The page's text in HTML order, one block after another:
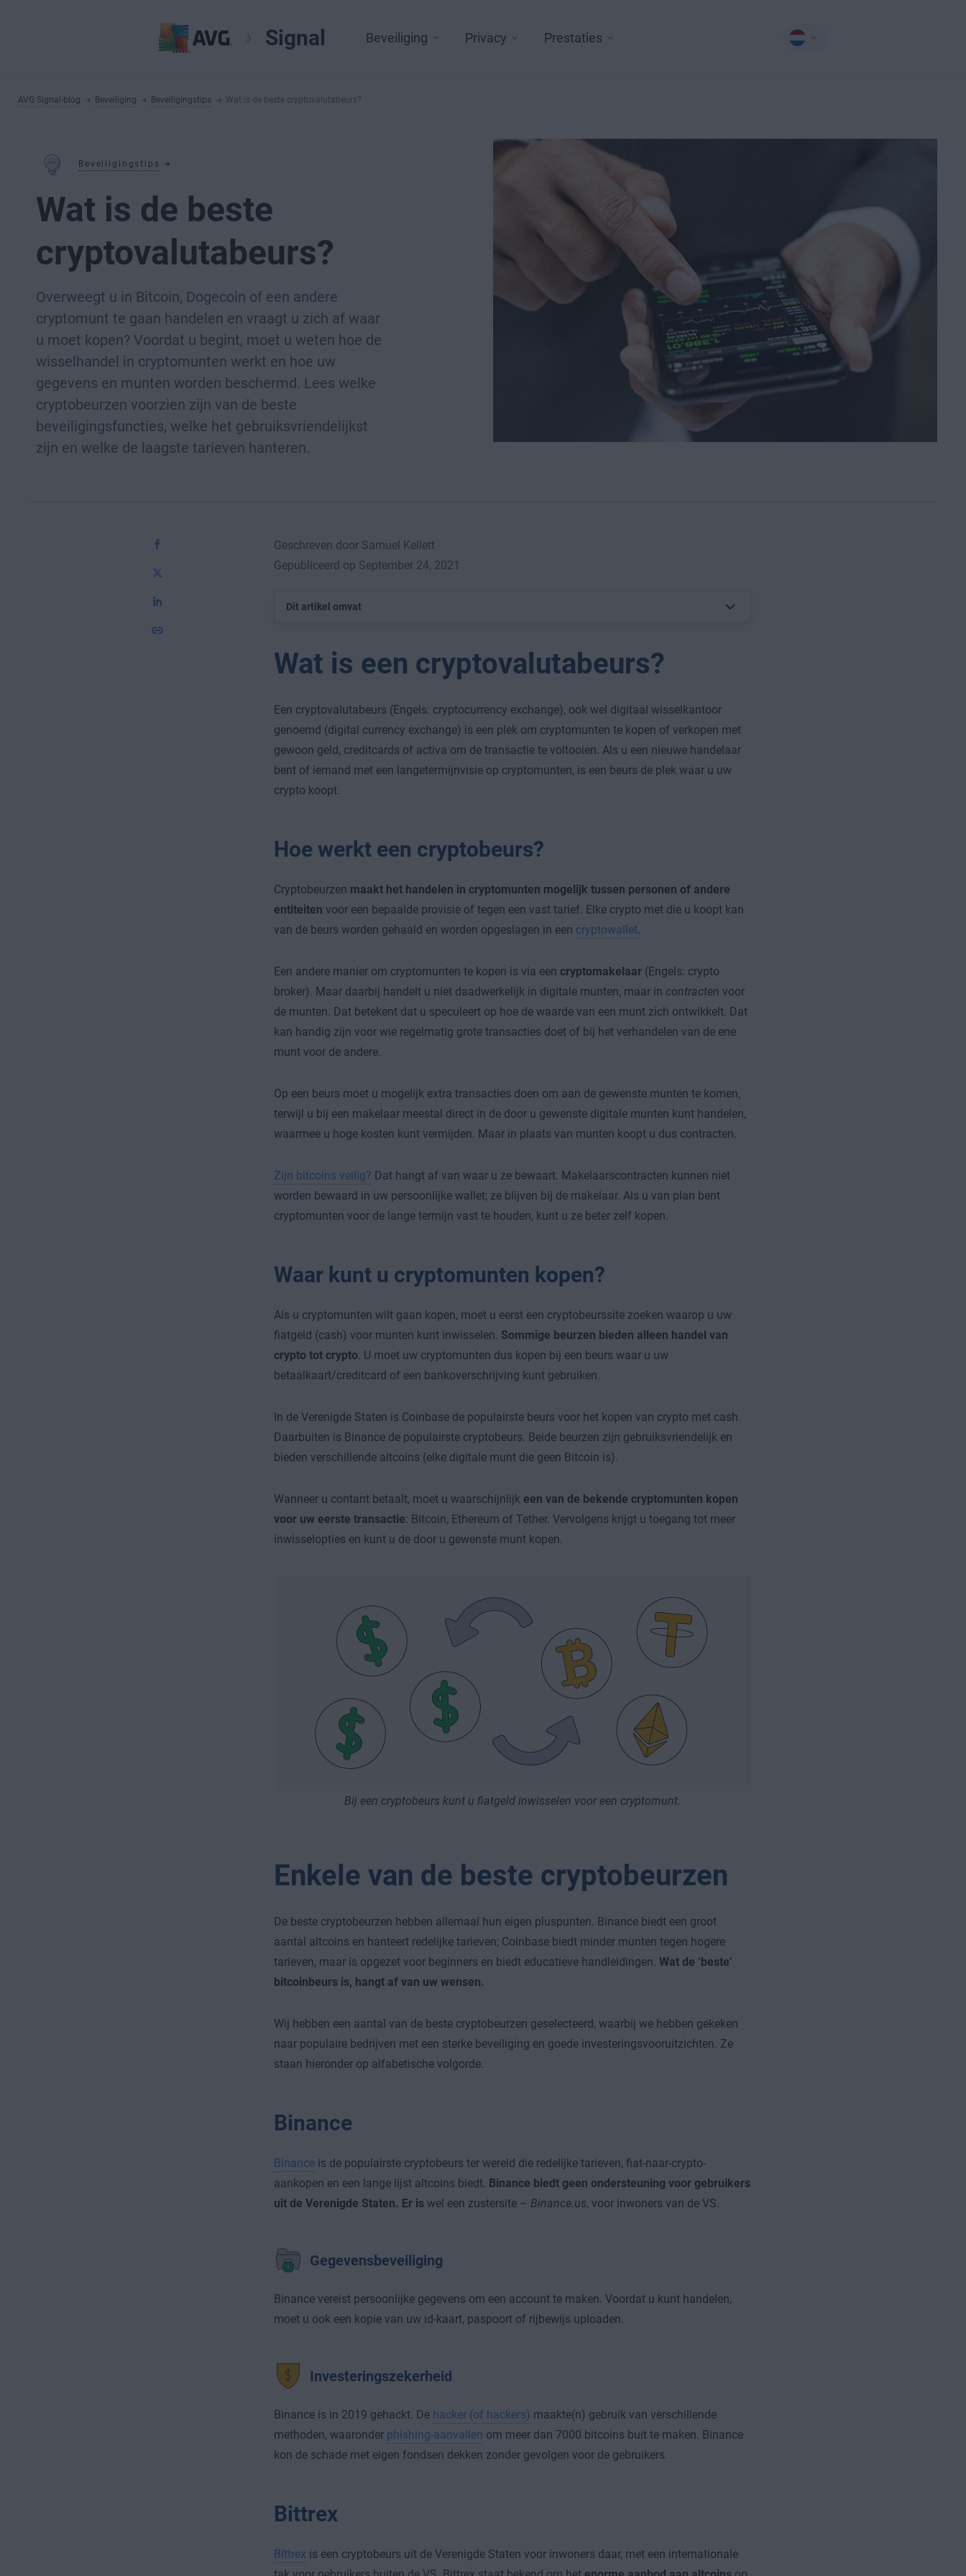
Signal Beveiliging Privacy Prestaties
AVG Signal-blog Beveiliging Beveiligingstips Wat is de beste cryptovalutabeurs?
Beveiligingstips
Wat is de beste
cryptovalutabeurs?
Overweegt u in Bitcoin, Dogecoin of een andere
cryptomunt te gaan handelen en vraagt u zich af waar
u moet kopen? Voordat u begint, moet u weten hoe de
wisselhandel in cryptomunten werkt en hoe uw
gegevens en munten worden beschermd. Lees welke
cryptobeurzen voorzien zijn van de beste
beveiligingsfuncties, welke het gebruiksvriendelijkst
zijn en welke de laagste tarieven hanteren.
Geschreven door Samuel Kellett
Gepubliceerd op September 24, 2021
Dit artikel omvat
Wat is een cryptovalutabeurs?
Een cryptovalutabeurs (Engels: cryptocurrency exchange), ook wel digitaal wisselkantoor
genoemd (digital currency exchange) is een plek om cryptomunten te kopen of verkopen met
gewoon geld, creditcards of activa om de transactie te voltooien. Als u een nieuwe handelaar
bent of iemand met een langetermijnvisie op cryptomunten, is een beurs de plek waar u uw
crypto koopt.
Hoe werkt een cryptobeurs?
Cryptobeurzen maakt het handelen in cryptomunten mogelijk tussen personen of andere
entiteiten voor een bepaalde provisie of tegen een vast tarief. Elke crypto met die u koopt kan
van de beurs worden gehaald en worden opgeslagen in een cryptowallet.
Een andere manier om cryptomunten te kopen is via een cryptomakelaar(Engels: crypto
broker). Maar daarbij handelt u niet daadwerkelijk in digitale munten, maar in contracten voor
de munten. Dat betekent dat u speculeert op hoe de waarde van een munt zich ontwikkelt. Dat
kan handig zijn voor wie regelmatig grote transacties doet of bij het verhandelen van de ene
munt voor de andere.
Op een beurs moet u mogelijk extra transacties doen om aan de gewenste munten te komen,
terwijl u bij een makelaar meestal direct in de door u gewenste digitale munten kunt handelen,
waarmee u hoge kosten kunt vermijden. Maar in plaats van munten koopt u dus contracten.
Zijn bitcoins veilig? Dat hangt af van waar u ze bewaart. Makelaarscontracten kunnen niet
worden bewaard in uw persoonlijke wallet; ze blijven bij de makelaar. Als u van plan bent
cryptomunten voor de lange termijn vast te houden, kunt u ze beter zelf kopen.
Waar kunt u cryptomunten kopen?
Als u cryptomunten wilt gaan kopen, moet u eerst een cryptobeurssite zoeken waarop u uw
fiatgeld (cash) voor munten kunt inwisselen. Sommige beurzen bieden alleen handel van
crypto tot crypto. U moet uw cryptomunten dus kopen bij een beurs waar u uw
betaalkaart/creditcard of een bankoverschrijving kunt gebruiken.
In de Verenigde Staten is Coinbase de populairste beurs voor het kopen van crypto met cash.
Daarbuiten is Binance de populairste cryptobeurs. Beide beurzen zijn gebruiksvriendelijk en
bieden verschillende altcoins (elke digitale munt die geen Bitcoin is).
Wanneer u contant betaalt, moet u waarschijnlijk een van de bekende cryptomunten kopen
voor uw eerste transactie: Bitcoin, Ethereum of Tether. Vervolgens krijgt u toegang tot meer
inwisselopties en kunt u de door u gewenste munt kopen.
Bij een cryptobeurs kunt u fiatgeld inwisselen voor een cryptomunt.
Enkele van de beste cryptobeurzen
De beste cryptobeurzen hebben allemaal hun eigen pluspunten. Binance biedt een groot
aantal altcoins en hanteert redelijke tarieven; Coinbase biedt minder munten tegen hogere
tarieven, maar is opgezet voor beginners en biedt educatieve handleidingen. Wat de ‘beste’
bitcoinbeurs is, hangt af van uw wensen.
Wij hebben een aantal van de beste cryptobeurzen geselecteerd, waarbij we hebben gekeken
naar populaire bedrijven met een sterke beveiliging en goede investeringsvooruitzichten. Ze
staan hieronder op alfabetische volgorde.
Binance
Binanceis de populairste cryptobeurs ter wereld die redelijke tarieven, fiat-naar-crypto-
aankopen en een lange lijst altcoins biedt. Binance biedt geen ondersteuning voor gebruikers
uit de Verenigde Staten. Er is wel een zustersite – Binance.us, voor inwoners van de VS.
Gegevensbeveiliging
Binance vereist persoonlijke gegevens om een account te maken. Voordat u kunt handelen,
moet u ook een kopie van uw id-kaart, paspoort of rijbewijs uploaden.
Investeringszekerheid
Binance is in 2019 gehackt. De hacker (of hackers) maakte(n) gebruik van verschillende
methoden, waaronder phishing-aanvallen om meer dan 7000 bitcoins buit te maken. Binance
kon de schade met eigen fondsen dekken zonder gevolgen voor de gebruikers.
Bittrex
Bittrex is een cryptobeurs uit de Verenigde Staten voor inwoners daar, met een internationale